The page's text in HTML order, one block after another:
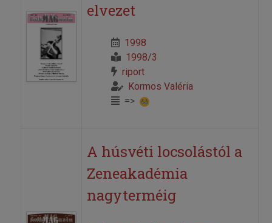
elvezet
1998
1998/3
riport
Kormos Valéria
=>
A húsvéti locsolástól a
Zeneakadémia
nagyterméig